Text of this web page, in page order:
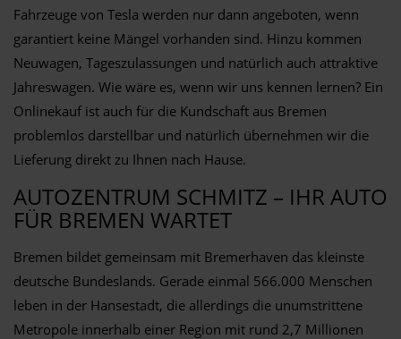
Fahrzeuge von Tesla werden nur dann angeboten, wenn
garantiert keine Mängel vorhanden sind. Hinzu kommen
Neuwagen, Tageszulassungen und natürlich auch attraktive
Jahreswagen. Wie wäre es, wenn wir uns kennen lernen? Ein
Onlinekauf ist auch für die Kundschaft aus Bremen
problemlos darstellbar und natürlich übernehmen wir die
Lieferung direkt zu Ihnen nach Hause.
AUTOZENTRUM SCHMITZ – IHR AUTO
FÜR BREMEN WARTET
Bremen bildet gemeinsam mit Bremerhaven das kleinste
deutsche Bundeslands. Gerade einmal 566.000 Menschen
leben in der Hansestadt, die allerdings die unumstrittene
Metropole innerhalb einer Region mit rund 2,7 Millionen